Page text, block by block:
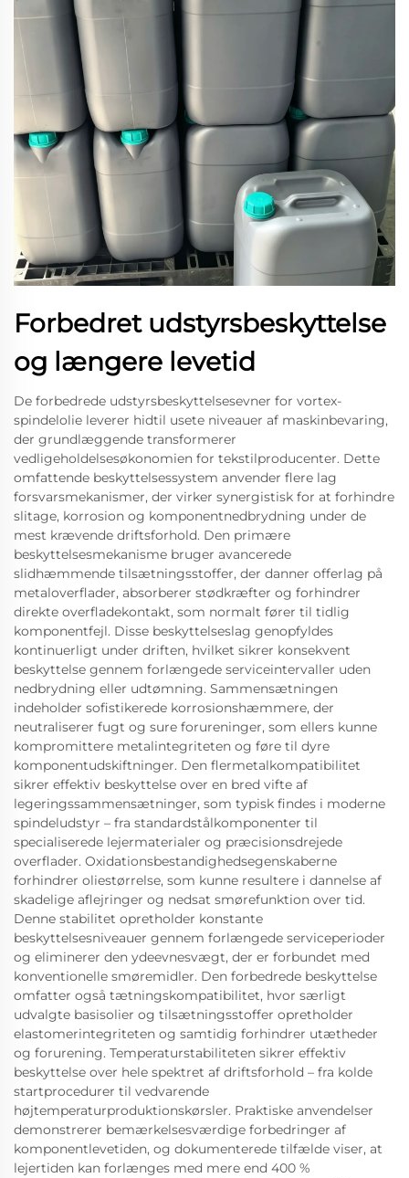
Forbedret udstyrsbeskyttelse
og længere levetid
De forbedrede udstyrsbeskyttelsesevner for vortex-
spindelolie leverer hidtil usete niveauer af maskinbevaring,
der grundlæggende transformerer
vedligeholdelsesøkonomien for tekstilproducenter. Dette
omfattende beskyttelsessystem anvender flere lag
forsvarsmekanismer, der virker synergistisk for at forhindre
slitage, korrosion og komponentnedbrydning under de
mest krævende driftsforhold. Den primære
beskyttelsesmekanisme bruger avancerede
slidhæmmende tilsætningsstoffer, der danner offerlag på
metaloverflader, absorberer stødkræfter og forhindrer
direkte overfladekontakt, som normalt fører til tidlig
komponentfejl. Disse beskyttelseslag genopfyldes
kontinuerligt under driften, hvilket sikrer konsekvent
beskyttelse gennem forlængede serviceintervaller uden
nedbrydning eller udtømning. Sammensætningen
indeholder sofistikerede korrosionshæmmere, der
neutraliserer fugt og sure forureninger, som ellers kunne
kompromittere metalintegriteten og føre til dyre
komponentudskiftninger. Den flermetalkompatibilitet
sikrer effektiv beskyttelse over en bred vifte af
legeringssammensætninger, som typisk findes i moderne
spindeludstyr – fra standardstålkomponenter til
specialiserede lejermaterialer og præcisionsdrejede
overflader. Oxidationsbestandighedsegenskaberne
forhindrer oliestørrelse, som kunne resultere i dannelse af
skadelige aflejringer og nedsat smørefunktion over tid.
Denne stabilitet opretholder konstante
beskyttelsesniveauer gennem forlængede serviceperioder
og eliminerer den ydeevnesvægt, der er forbundet med
konventionelle smøremidler. Den forbedrede beskyttelse
omfatter også tætningskompatibilitet, hvor særligt
udvalgte basisolier og tilsætningsstoffer opretholder
elastomerintegriteten og samtidig forhindrer utætheder
og forurening. Temperaturstabiliteten sikrer effektiv
beskyttelse over hele spektret af driftsforhold – fra kolde
startprocedurer til vedvarende
højtemperaturproduktionskørsler. Praktiske anvendelser
demonstrerer bemærkelsesværdige forbedringer af
komponentlevetiden, og dokumenterede tilfælde viser, at
lejertiden kan forlænges med mere end 400 %